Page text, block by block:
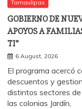
Tamaulipas
GOBIERNO DE
APOYOS A
TI”
6 August, 2026
El programa acercó
descuentos y
distintos sectores
las colonias Jardín,